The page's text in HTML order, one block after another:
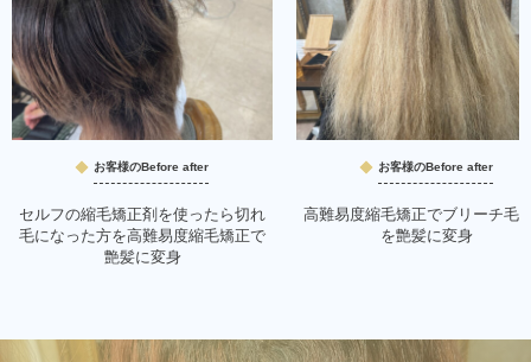
お客様のBefore after
セルフの縮毛矯正剤を使ったら切れ
毛になった方を高難易度縮毛矯正で
艶髪に変身
お客様のBefore after
高難易度縮毛矯正でブリーチ毛
を艶髪に変身